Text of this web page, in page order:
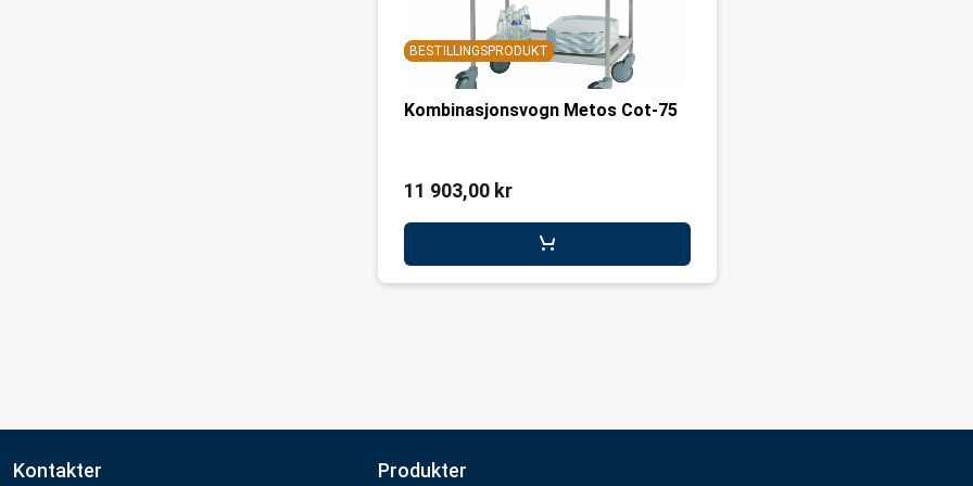
BESTILLINGSPRODUKT
Kombinasjonsvogn Metos Cot-75
11 903,00 kr
Kontakter Produkter